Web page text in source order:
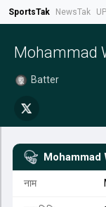
SportsTak NewsTak
Mohammad
Batter
Mohammad
नाम